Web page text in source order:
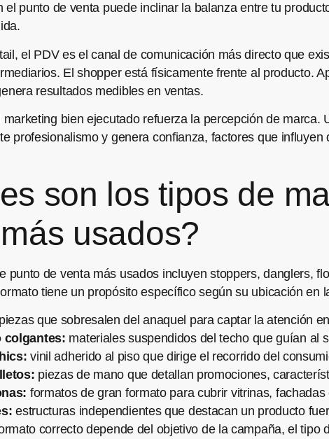
el punto de venta puede inclinar la balanza entre tu
el PDV es el canal de comunicación más directo que
El shopper está físicamente frente al producto.
resultados medibles en ventas.
bien ejecutado refuerza la percepción de
profesionalismo y genera confianza, factores que
son los tipos de
usados?
punto de venta más usados incluyen stoppers, danglers,
tiene un propósito específico según su ubicación en
piezas que sobresalen del anaquel para captar la atención
colgantes: materiales suspendidos del techo que guían al
vinil adherido al piso que dirige el recorrido del
piezas de mano que detallan promociones,
formatos de gran formato para cubrir vitrinas,
estructuras independientes que destacan un producto
correcto depende del objetivo de la campaña, el